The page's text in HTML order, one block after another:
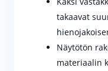
takaavat
Näytötön
materiaalin